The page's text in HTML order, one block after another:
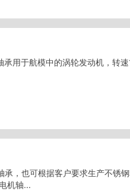
用于航模中的涡轮发动机，转
，也可根据客户要求生产不锈
机轴...